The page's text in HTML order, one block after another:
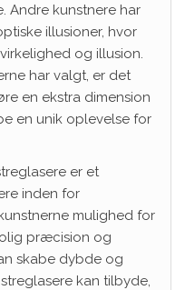
Andre kunstnere har
illusioner, hvor
og illusion.
har valgt, er det
en ekstra dimension
en unik oplevelse for
er et
inden for
mulighed for
præcision og
skabe dybde og
kan tilbyde,